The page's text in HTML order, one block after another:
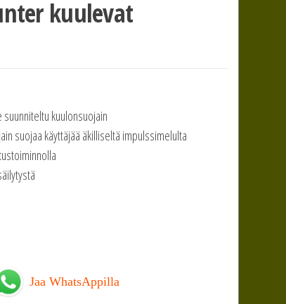
kuulevat
kuulonsuojain
suojaa käyttäjää äkilliseltä impulssimelulta
Jaa WhatsAppilla